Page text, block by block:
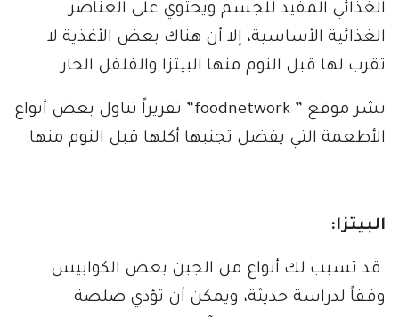
الغذائي المفيد للجسم ويحتوي على العناصر
الغذائية الأساسية، إلا أن هناك بعض الأغذية لا
تقرب لها قبل النوم منها البيتزا والفلفل الحار.
نشر موقع ” foodnetwork” تقريراً تناول بعض أنواع
الأطعمة التي يفضل تجنبها أكلها قبل النوم منها:
البيتزا:
قد تسبب لك أنواع من الجبن بعض الكوابيس
وفقاً لدراسة حديثة، ويمكن أن تؤدي صلصة